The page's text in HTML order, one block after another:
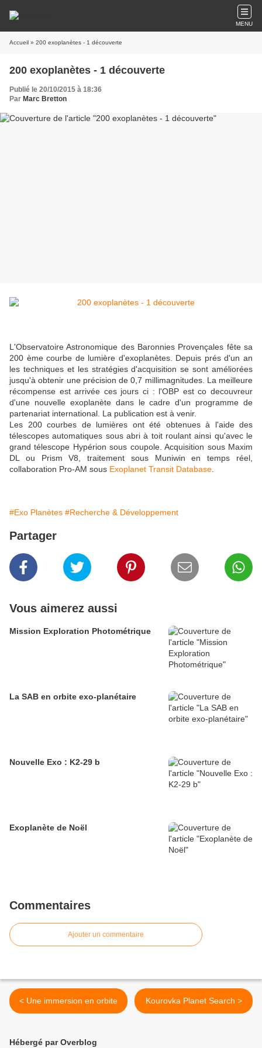
MENU
Accueil » 200 exoplanètes - 1 découverte
200 exoplanètes - 1 découverte
Publié le 20/10/2015 à 18:36
Par Marc Bretton
L'Observatoire Astronomique des Baronnies Provençales fête sa
200 ème courbe de lumière d'exoplanètes. Depuis prés d'un an
les techniques et les stratégies d'acquisition se sont améliorées
jusqu'à obtenir une précision de 0,7 millimagnitudes. La meilleure
récompense est arrivée ces jours ci : l'OBP est co decouvreur
d'une nouvelle exoplanète dans le cadre d'un programme de
partenariat international. La publication est à venir.
Les 200 courbes de lumières ont été obtenues à l'aide des
télescopes automatiques sous abri à toit roulant ainsi qu'avec le
grand télescope Hypérion sous coupole. Acquisition sous Maxim
DL ou Prism V8, traitement sous Muniwin en temps réel,
collaboration Pro-AM sous Exoplanet Transit Database
#Exo Planètes #Recherche & Développement
Partager
Vous aimerez aussi
Mission Exploration Photométrique
La SAB en orbite exo-planétaire
Nouvelle Exo : K2-29 b
Exoplanète de Noël
Commentaires
Ajouter un commentaire
< Une immersion en orbite Kourovka Planet Search >
Hébergé par Overblog